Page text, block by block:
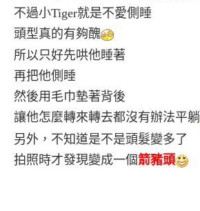
不過小Tiger就是不愛側睡
頭型真的有夠醜
所以只好先哄他睡著
再把他側睡
然後用毛巾墊著背後
讓他怎麼轉來轉去都沒有辦法平躺
另外，不知道是不是頭髮變多了
拍照時才發現變成一個箭豬頭